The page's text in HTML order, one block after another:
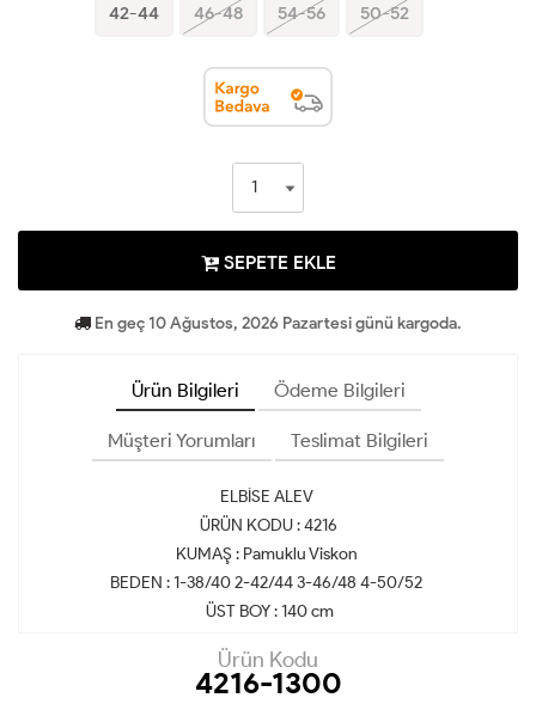
42-44 46-48 54-56 50-52
SEPETE EKLE
En geç 10 Ağustos, 2026 Pazartesi günü kargoda.
Ürün Bilgileri Ödeme Bilgileri
Müşteri Yorumları Teslimat Bilgileri
ELBİSE ALEV
ÜRÜN KODU : 4216
KUMAŞ : Pamuklu Viskon
BEDEN : 1-38/40 2-42/44 3-46/48 4-50/52
ÜST BOY : 140 cm
Ürün Kodu
4216-1300